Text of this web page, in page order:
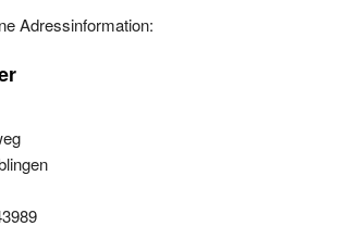
Adressinformation: